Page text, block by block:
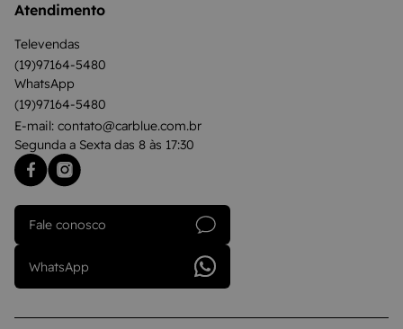
Atendimento
Televendas
(19)97164-5480
WhatsApp
(19)97164-5480
E-mail: contato@carblue.com.br
Segunda a Sexta das 8 às 17:30
Fale conosco
WhatsApp